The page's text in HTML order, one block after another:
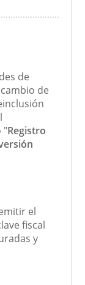
de
de
"Registro
el
fiscal
y